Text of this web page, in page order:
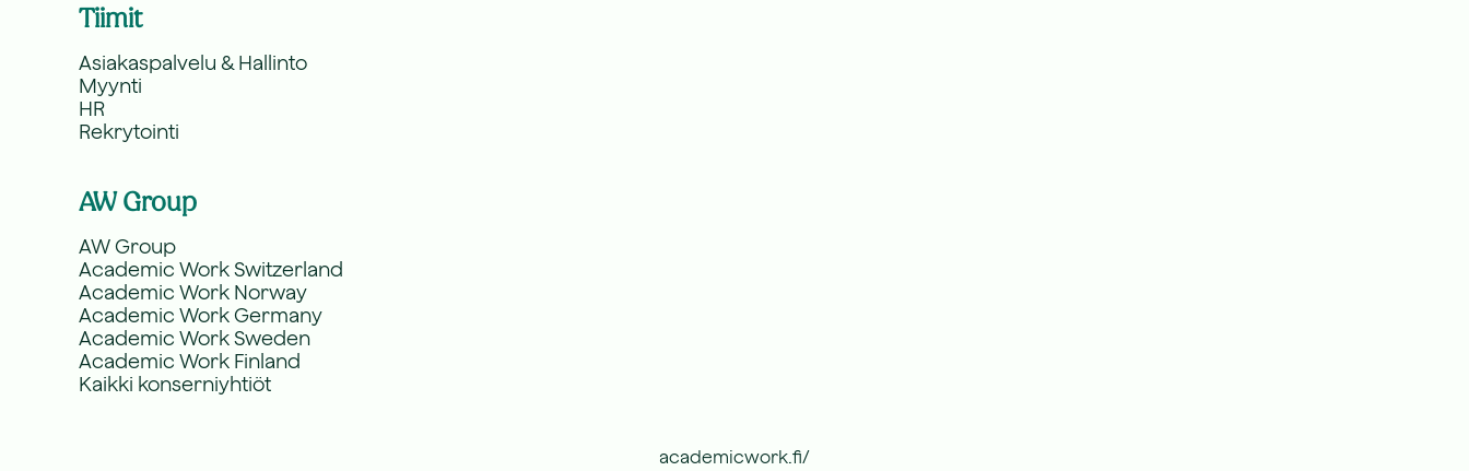
Tiimit
Asiakaspalvelu & Hallinto
Myynti
HR
Rekrytointi
AW Group
AW Group
Academic Work Switzerland
Academic Work Norway
Academic Work Germany
Academic Work Sweden
Academic Work Finland
Kaikki konserniyhtiöt
academicwork.fi/